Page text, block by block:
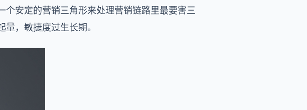
安定的营销三角形来处理营销链路里最要害三
，敏捷度过生长期。